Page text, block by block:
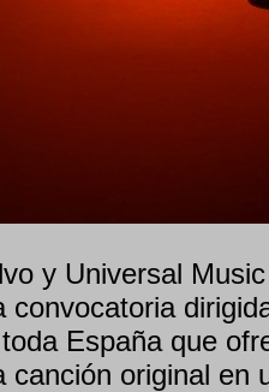
y Universal
convocatoria
España que
canción original en